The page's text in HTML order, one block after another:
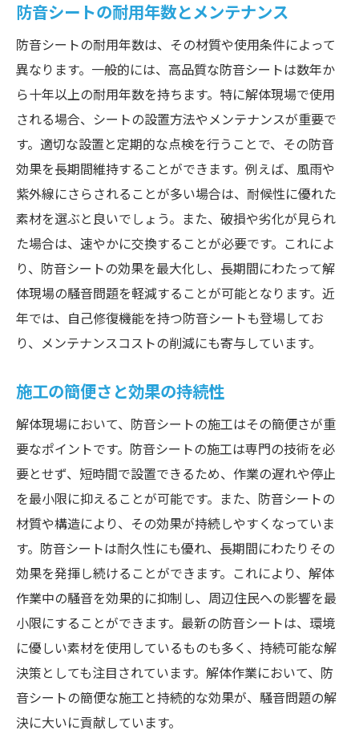
防音シートの耐用年数とメンテナンス
防音シートの耐用年数は、その材質や使用条件によって
異なります。一般的には、高品質な防音シートは数年か
ら十年以上の耐用年数を持ちます。特に解体現場で使用
される場合、シートの設置方法やメンテナンスが重要で
す。適切な設置と定期的な点検を行うことで、その防音
効果を長期間維持することができます。例えば、風雨や
紫外線にさらされることが多い場合は、耐候性に優れた
素材を選ぶと良いでしょう。また、破損や劣化が見られ
た場合は、速やかに交換することが必要です。これによ
り、防音シートの効果を最大化し、長期間にわたって解
体現場の騒音問題を軽減することが可能となります。近
年では、自己修復機能を持つ防音シートも登場してお
り、メンテナンスコストの削減にも寄与しています。
施工の簡便さと効果の持続性
解体現場において、防音シートの施工はその簡便さが重
要なポイントです。防音シートの施工は専門の技術を必
要とせず、短時間で設置できるため、作業の遅れや停止
を最小限に抑えることが可能です。また、防音シートの
材質や構造により、その効果が持続しやすくなっていま
す。防音シートは耐久性にも優れ、長期間にわたりその
効果を発揮し続けることができます。これにより、解体
作業中の騒音を効果的に抑制し、周辺住民への影響を最
小限にすることができます。最新の防音シートは、環境
に優しい素材を使用しているものも多く、持続可能な解
決策としても注目されています。解体作業において、防
音シートの簡便な施工と持続的な効果が、騒音問題の解
決に大いに貢献しています。